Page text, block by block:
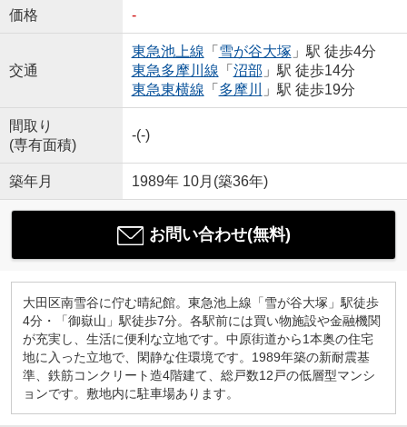
価格 -
交通
東急池上線 「 雪が谷大塚 」駅 徒歩4分
東急多摩川線 「 沼部 」駅 徒歩14分
東急東横線 「 多摩川 」駅 徒歩19分
間取り
(専有面積)
-(-)
築年月 1989年 10月(築36年)
お問い合わせ(無料)
大田区南雪谷に佇む晴紀館。東急池上線「雪が谷大塚」駅徒歩
4分・「御嶽山」駅徒歩7分。各駅前には買い物施設や金融機関
が充実し、生活に便利な立地です。中原街道から1本奥の住宅
地に入った立地で、閑静な住環境です。1989年築の新耐震基
準、鉄筋コンクリート造4階建て、総戸数12戸の低層型マンシ
ョンです。敷地内に駐車場あります。